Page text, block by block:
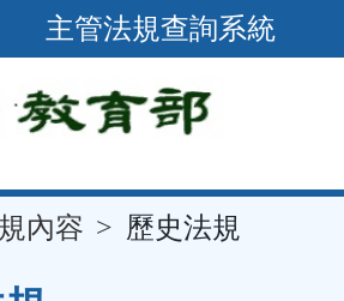
主管法規查詢系統
內容 歷史法規